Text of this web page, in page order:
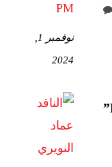
اختفاء بابا” في مبادرة “Fantastic 7”
2024